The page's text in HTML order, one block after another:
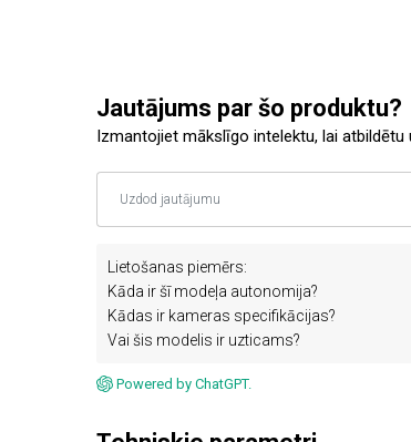
Jautājums par šo produktu?
Izmantojiet mākslīgo intelektu, lai atbildētu
Lietošanas piemērs:
Kāda ir šī modeļa autonomija?
Kādas ir kameras specifikācijas?
Vai šis modelis ir uzticams?
Powered by ChatGPT.